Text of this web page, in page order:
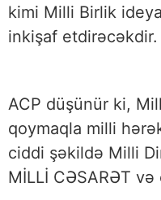
kimi Milli Birlik
inkişaf etdirəcəkdir.
ACP düşünür ki,
qoymaqla milli
ciddi şəkildə Milli
MİLLİ CƏSARƏT və